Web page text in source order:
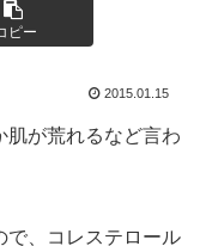
ピー
2015.01.15
肌が荒れるなど言わ
で、コレステロール